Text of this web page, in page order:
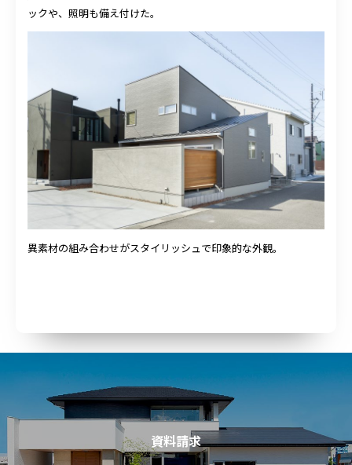
ックや、照明も備え付けた。
異素材の組み合わせがスタイリッシュで印象的な外観。
資料請求